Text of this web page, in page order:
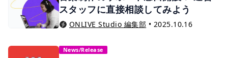
スタッフに直接相談してみよう
ONLIVE Studio 編集部 • 2025.10.16
News/Release